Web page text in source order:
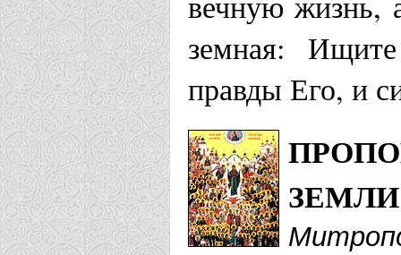
земная:
правды Его, и